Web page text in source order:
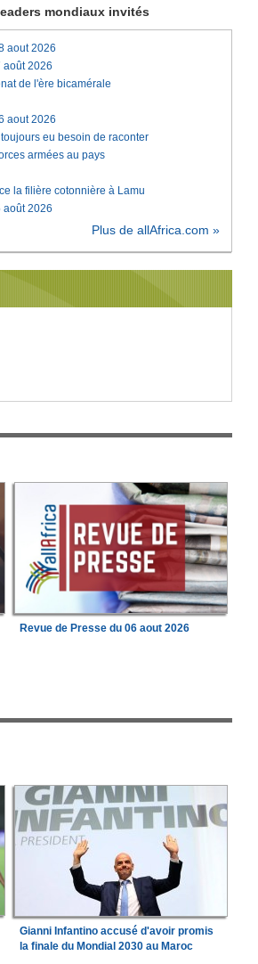
mondiaux invités
aout 2026
août 2026
de l'ère bicamérale
aout 2026
eu besoin de raconter
armées au pays
la filière cotonnière à Lamu
août 2026
Plus de allAfrica.com »
Revue de Presse du 06 aout 2026
Gianni Infantino accusé d'avoir promis
la finale du Mondial 2030 au Maroc